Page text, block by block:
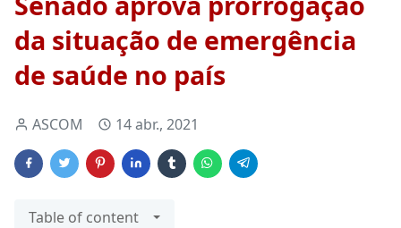
da situação de emergência
de saúde no país
ASCOM 14 abr., 2021
Table of content